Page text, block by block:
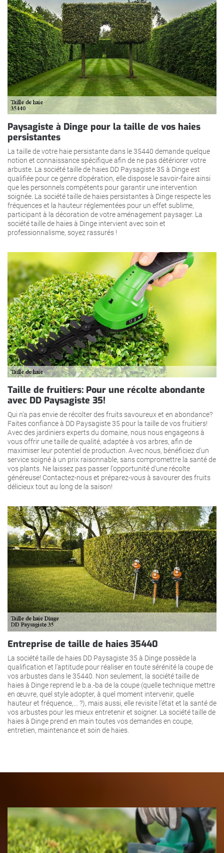
Paysagiste à Dinge pour la taille de vos haies
persistantes
La taille de votre haie persistante dans le 35440 demande quelque
notion et connaissance spécifique afin de ne pas détériorer votre
arbuste. La société taille de haies DD Paysagiste 35 à Dinge est
qualifiée pour ce genre d’opération, elle dispose le savoir-faire ainsi
que les personnels compétents pour garantir une intervention
soignée. La société taille de haies persistantes à Dinge respecte les
fréquences et la hauteur réglementées pour un effet sublime,
participant à la décoration de votre aménagement paysager. La
société taille de haies à Dinge intervient avec soin et
professionnalisme, soyez rassurés !
Taille de fruitiers: Pour une récolte abondante
avec DD Paysagiste 35!
Qui n'a pas envie de récolter des fruits savoureux et en abondance?
Faites confiance à DD Paysagiste 35 pour la taille de vos fruitiers!
Avec des jardiniers experts du domaine, nous nous engageons à
vous offrir une taille de qualité, adaptée à vos arbres, afin de
maximiser leur potentiel de production. Avec nous, bénéficiez d'un
service soigné à un prix raisonnable, sans compromettre la santé de
vos plants. Ne laissez pas passer l'opportunité d'une récolte
généreuse! Contactez-nous et préparez-vous à savourer des fruits
délicieux tout au long de la saison!
Entreprise de taille de haies 35440
La société taille de haies DD Paysagiste 35 à Dinge possède la
qualification et l’aptitude pour réaliser en toute sérénité la coupe de
vos arbustes dans le 35440. Non seulement, la société taille de
haies à Dinge reprend le b.a.-ba de la coupe (quelle technique mettre
en œuvre, quel style adopter, à quel moment intervenir, quelle
hauteur et fréquence,… ?), mais aussi, elle revisite l’état et la santé de
vos arbustes pour les mieux entretenir et soigner. La société taille de
haies à Dinge prend en main toutes vos demandes en coupe,
entretien, maintenance et soin de haies.